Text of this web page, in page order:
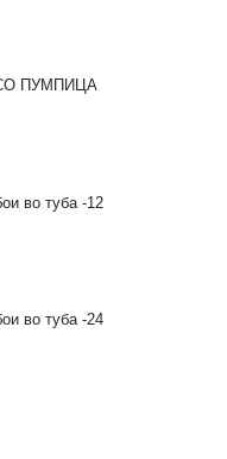
ПУМПИЦА
во туба -12
во туба -24